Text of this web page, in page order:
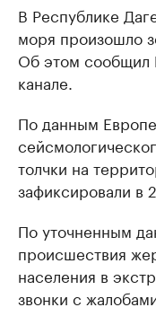
В Республике
моря произошло
Об этом сообщил
канале.
По данным
толчки на
зафиксировали в
По уточненным
происшествия
населения в
звонки с